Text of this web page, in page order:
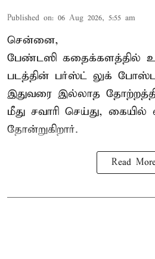
Published on: 06 Aug 2026, 5:55 am
சென்னை,
பேண்டஸி கதைக்களத்தில்
படத்தின் பர்ஸ்ட் லுக்
இதுவரை இல்லாத
மீது சவாரி செய்து, கையில்
தோன்றுகிறார்.
Read